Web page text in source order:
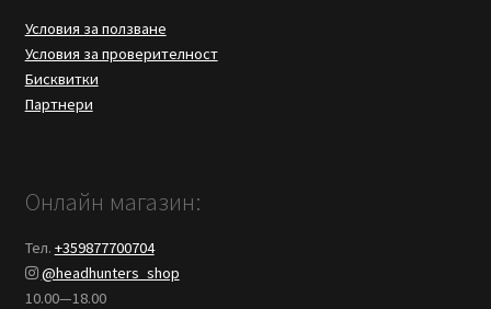
Условия за ползване
Условия за проверителност
Бисквитки
Партнери
Онлайн магазин:
Тел. +359877700704
@headhunters_shop
10.00—18.00